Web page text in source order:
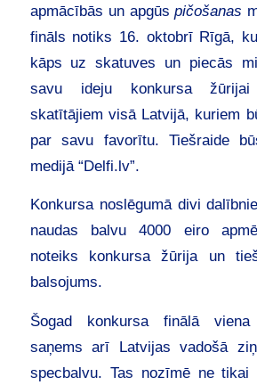
apmācībās un apgūspičošanas
fināls notiks 16. oktobrī Rīgā,
kāps uz skatuves un piecās
savu ideju konkursa
skatītājiem visā Latvijā, kuriem
par savu favorītu. Tiešraide
medijā “Delfi.lv”.
Konkursa noslēgumā divi
naudas balvu 4000 eiro
noteiks konkursa žūrija un
balsojums.
Šogad konkursa finālā
saņems arī Latvijas vadošā
specbalvu. Tas nozīmē ne